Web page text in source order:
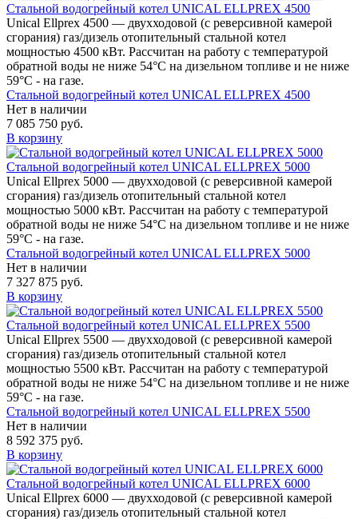
Стальной водогрейный котел UNICAL ELLPREX 4500
Unical Ellprex 4500 — двухходовой (c реверсивной камерой
сгорания) газ/дизель отопительный стальной котел
мощностью 4500 кВт. Рассчитан на работу с температурой
обратной воды не ниже 54°С на дизельном топливе и не ниже
59°С - на газе.
Стальной водогрейный котел UNICAL ELLPREX 4500
Нет в наличии
7 085 750 руб.
В корзину
Стальной водогрейный котел UNICAL ELLPREX 5000
Unical Ellprex 5000 — двухходовой (c реверсивной камерой
сгорания) газ/дизель отопительный стальной котел
мощностью 5000 кВт. Рассчитан на работу с температурой
обратной воды не ниже 54°С на дизельном топливе и не ниже
59°С - на газе.
Стальной водогрейный котел UNICAL ELLPREX 5000
Нет в наличии
7 327 875 руб.
В корзину
Стальной водогрейный котел UNICAL ELLPREX 5500
Unical Ellprex 5500 — двухходовой (c реверсивной камерой
сгорания) газ/дизель отопительный стальной котел
мощностью 5500 кВт. Рассчитан на работу с температурой
обратной воды не ниже 54°С на дизельном топливе и не ниже
59°С - на газе.
Стальной водогрейный котел UNICAL ELLPREX 5500
Нет в наличии
8 592 375 руб.
В корзину
Стальной водогрейный котел UNICAL ELLPREX 6000
Unical Ellprex 6000 — двухходовой (c реверсивной камерой
сгорания) газ/дизель отопительный стальной котел